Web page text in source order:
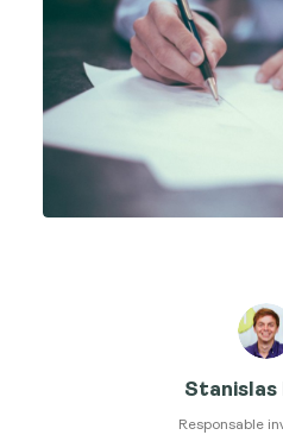
Stanislas
Responsable